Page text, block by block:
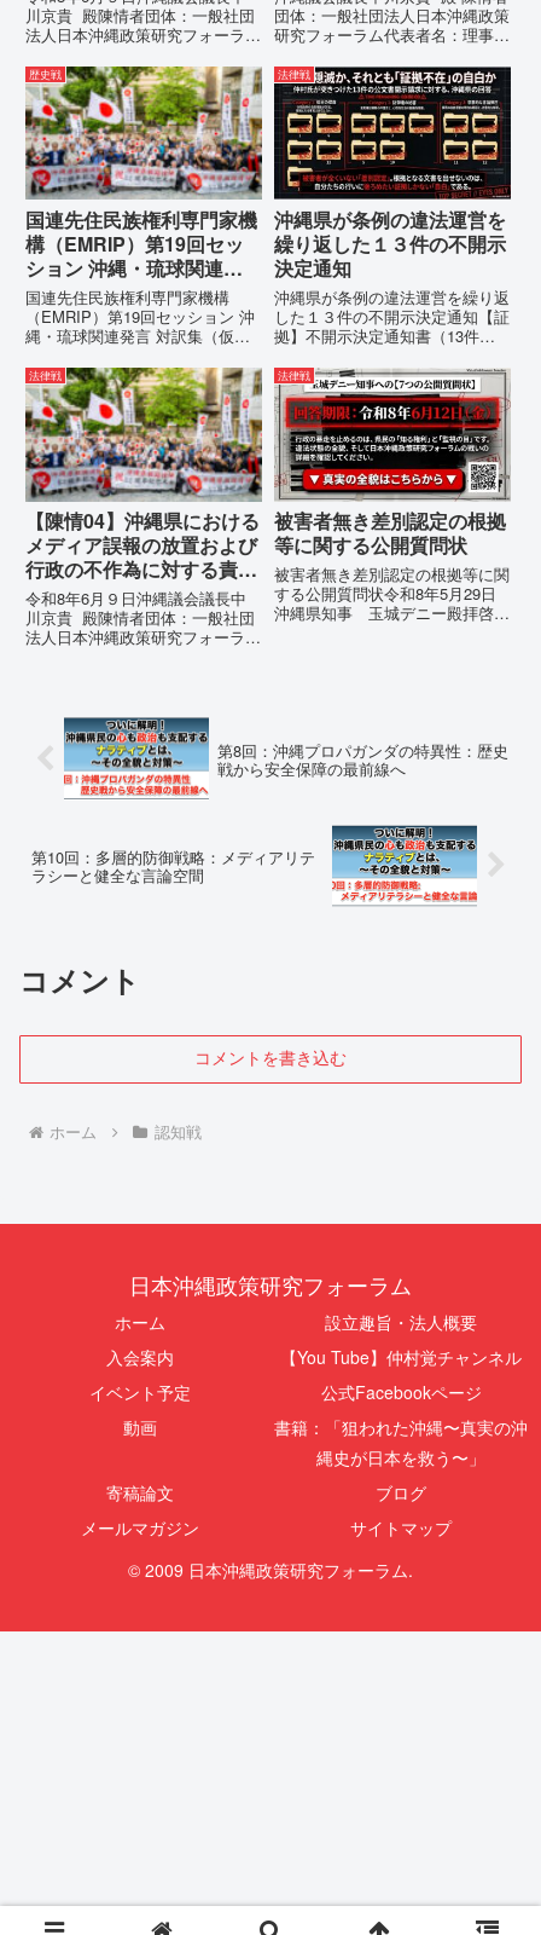
川京貴 殿陳情者団体：一般社団
法人日本沖縄政策研究フォーラム
所：沖縄県那覇市電 話：
080- 実名公表という不利益処分
を啓発との詭弁による言論弾圧条
例の即時運用停止を求める陳情
1...
止を求める陳情書
団体：一般社団法人日本沖縄政策
研究フォーラム代表者名：理事
市電 話：080- 「公表により初
めて明らかにされる仕組み」とい
う根拠のない違法運用の指摘と条
例運用の停止を求める陳情...
歴史戦
国連先住民族権利専門家機
構（EMRIP）第19回セッ
ション 沖縄・琉球関連発
言 対訳集（仮訳）
国連先住民族権利専門家機構
（EMRIP）第19回セッション 沖
縄・琉球関連発言 対訳集（仮
（EMRIP）の各会合において行
われた、沖縄・琉球の先住民族指
定、PFAS（有機フッ素化合物）
問題、米軍基地、伝統文化（...
法律戦
沖縄県が条例の違法運営を
繰り返した１３件の不開示
決定通知
沖縄県が条例の違法運営を繰り返
した１３件の不開示決定通知【証
拠】不開示決定通知書（13件）
が請求した「差別認定の根拠」に
対し、県は全て非開示・存否応答
拒否を突きつけました。これは、
彼らが行政手続きの正当性を失
っ...
法律戦
【陳情04】沖縄県における
メディア誤報の放置および
行政の不作為に対する責任
追及と再発防止策を求める
陳情
令和8年6月９日沖縄議会議長中
川京貴 殿陳情者団体：一般社団
法人日本沖縄政策研究フォーラム
ィア誤報の放置および行政の不作
為に対する責任追及と再発防...
法律戦
被害者無き差別認定の根拠
等に関する公開質問状
被害者無き差別認定の根拠等に関
する公開質問状令和8年5月29日
沖縄県知事 玉城デニー殿拝啓貴
第8回：沖縄プロパガンダの特異性：歴史
戦から安全保障の最前線へ
第10回：多層的防御戦略：メディアリテ
ラシーと健全な言論空間
コメント
コメントを書き込む
ホーム 認知戦
日本沖縄政策研究フォーラム
ホーム
設立趣旨・法人概要
入会案内
【You Tube】仲村覚チャンネル
イベント予定
公式Facebookページ
動画
書籍：「狙われた沖縄〜真実の沖
縄史が日本を救う〜」
寄稿論文
ブログ
メールマガジン
サイトマップ
© 2009 日本沖縄政策研究フォーラム.